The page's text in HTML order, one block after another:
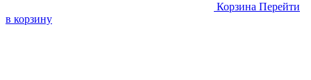
Корзина Перейти
в корзину